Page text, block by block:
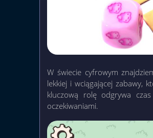
W świecie cyfrowym
lekkiej i wciągającej zabawy,
kluczową rolę odgrywa
oczekiwaniami.